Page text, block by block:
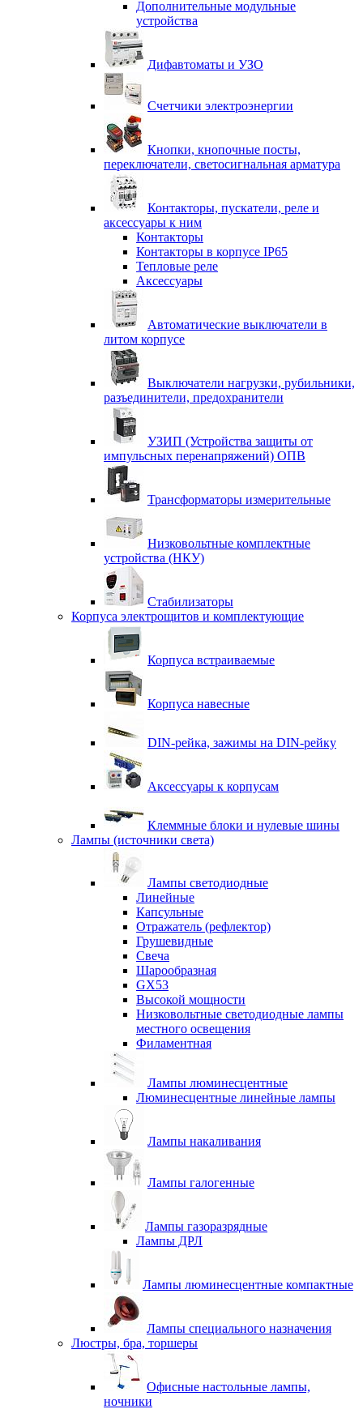
Дополнительные модульные
устройства
Дифавтоматы и УЗО
Счетчики электроэнергии
Кнопки, кнопочные посты,
переключатели, светосигнальная арматура
Контакторы, пускатели, реле и
аксессуары к ним
Контакторы
Контакторы в корпусе IP65
Тепловые реле
Аксессуары
Автоматические выключатели в
литом корпусе
Выключатели нагрузки, рубильники,
разъединители, предохранители
УЗИП (Устройства защиты от
импульсных перенапряжений) ОПВ
Трансформаторы измерительные
Низковольтные комплектные
устройства (НКУ)
Стабилизаторы
Корпуса электрощитов и комплектующие
Корпуса встраиваемые
Корпуса навесные
DIN-рейка, зажимы на DIN-рейку
Аксессуары к корпусам
Клеммные блоки и нулевые шины
Лампы (источники света)
Лампы светодиодные
Линейные
Капсульные
Отражатель (рефлектор)
Грушевидные
Свеча
Шарообразная
GX53
Высокой мощности
Низковольтные светодиодные лампы
местного освещения
Филаментная
Лампы люминесцентные
Люминесцентные линейные лампы
Лампы накаливания
Лампы галогенные
Лампы газоразрядные
Лампы ДРЛ
Лампы люминесцентные компактные
Лампы специального назначения
Люстры, бра, торшеры
Офисные настольные лампы,
ночники